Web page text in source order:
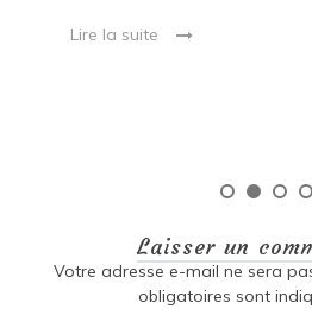
Lire la suite
Laisser un
Votre adresse e-mail ne sera
obligatoires sont